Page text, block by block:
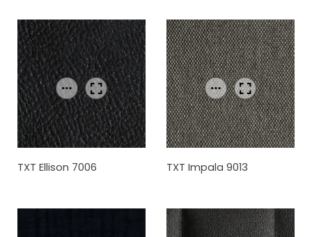
TXT Ellison 7006 TXT Impala 9013